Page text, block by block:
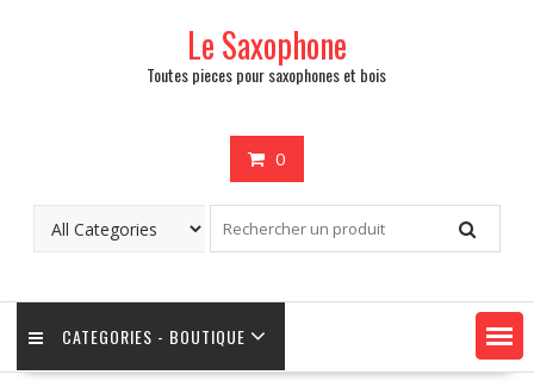
Le Saxophone
Toutes pieces pour saxophones et bois
0
CATEGORIES - BOUTIQUE